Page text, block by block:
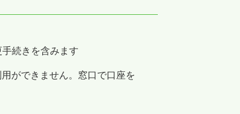
続きを含みます
ができません。窓口で口座を